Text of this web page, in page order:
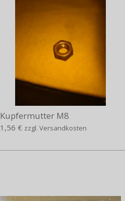
Kupfermutter M8
1,56 € zzgl. Versandkosten